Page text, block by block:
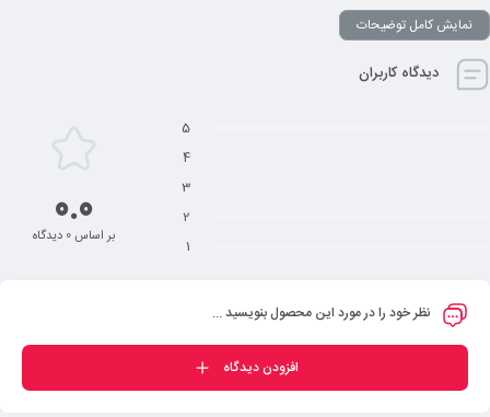
نمایش کامل توضیحات
دیدگاه کاربران
5
4
3
2
1
0.0
بر اساس 0 دیدگاه
نظر خود را در مورد این محصول بنویسید ...
افزودن دیدگاه